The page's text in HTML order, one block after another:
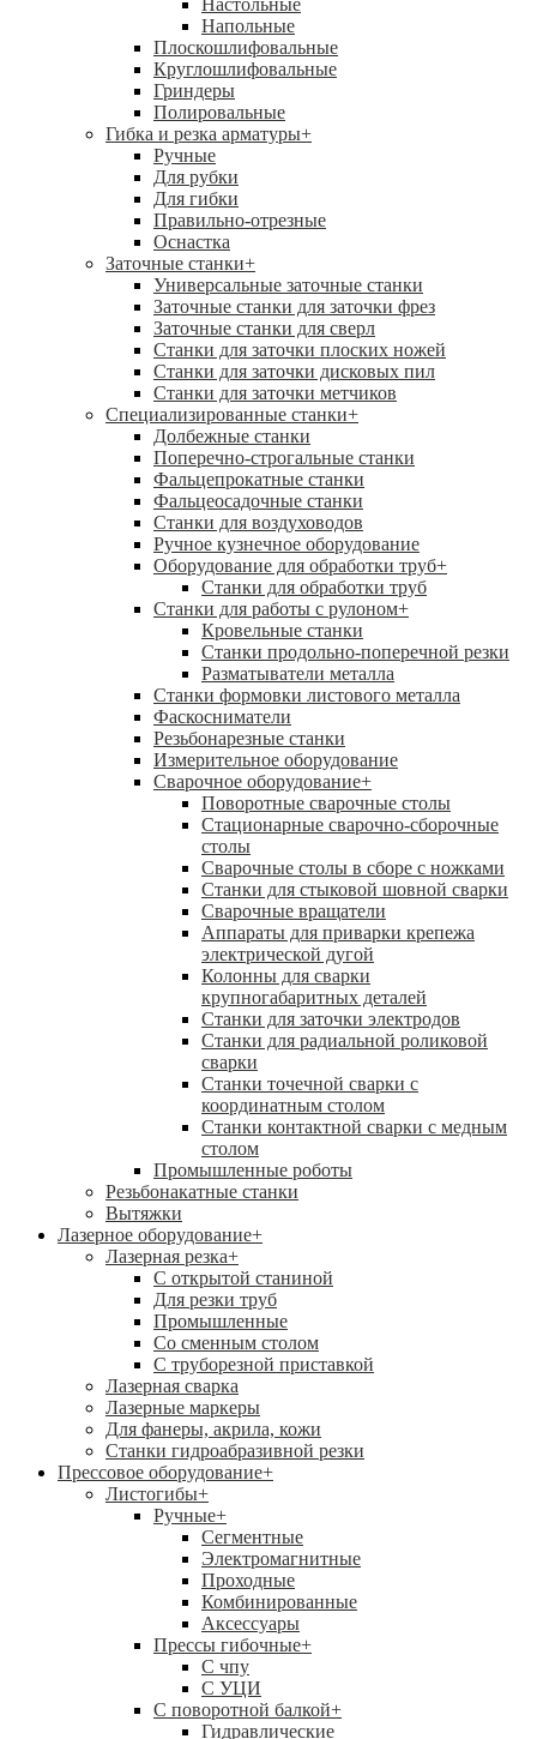
Настольные
Напольные
Плоскошлифовальные
Круглошлифовальные
Гриндеры
Полировальные
Гибка и резка арматуры+
Ручные
Для рубки
Для гибки
Правильно-отрезные
Оснастка
Заточные станки+
Универсальные заточные станки
Заточные станки для заточки фрез
Заточные станки для сверл
Станки для заточки плоских ножей
Станки для заточки дисковых пил
Станки для заточки метчиков
Специализированные станки+
Долбежные станки
Поперечно-строгальные станки
Фальцепрокатные станки
Фальцеосадочные станки
Станки для воздуховодов
Ручное кузнечное оборудование
Оборудование для обработки труб+
Станки для обработки труб
Станки для работы с рулоном+
Кровельные станки
Станки продольно-поперечной резки
Разматыватели металла
Станки формовки листового металла
Фаскосниматели
Резьбонарезные станки
Измерительное оборудование
Сварочное оборудование+
Поворотные сварочные столы
Стационарные сварочно-сборочные
столы
Сварочные столы в сборе с ножками
Станки для стыковой шовной сварки
Сварочные вращатели
Аппараты для приварки крепежа
электрической дугой
Колонны для сварки
крупногабаритных деталей
Станки для заточки электродов
Станки для радиальной роликовой
сварки
Станки точечной сварки с
координатным столом
Станки контактной сварки с медным
столом
Промышленные роботы
Резьбонакатные станки
Вытяжки
Лазерное оборудование+
Лазерная резка+
С открытой станиной
Для резки труб
Промышленные
Со сменным столом
С труборезной приставкой
Лазерная сварка
Лазерные маркеры
Для фанеры, акрила, кожи
Станки гидроабразивной резки
Прессовое оборудование+
Листогибы+
Ручные+
Сегментные
Электромагнитные
Проходные
Комбинированные
Аксессуары
Прессы гибочные+
C чпу
С УЦИ
С поворотной балкой+
Гидравлические